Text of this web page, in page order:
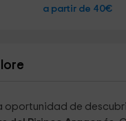
a partir de 40€
oportunidad de